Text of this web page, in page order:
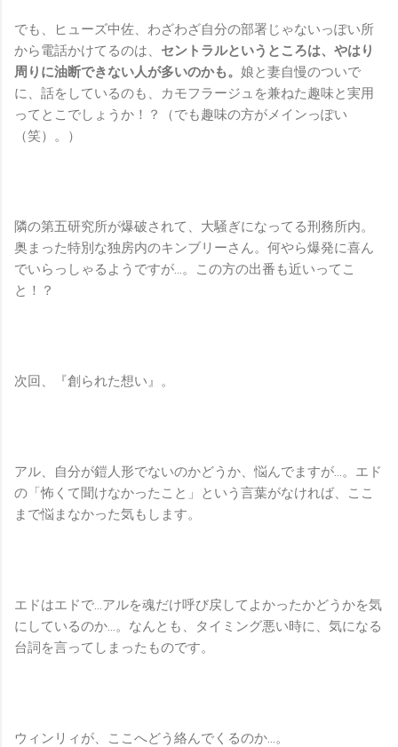
でも、ヒューズ中佐、わざわざ自分の部署じゃないっぽい所
から電話かけてるのは、 セントラルというところは、やはり
周りに油断できない人が多いのかも。 娘と妻自慢のついで
に、話をしているのも、カモフラージュを兼ねた趣味と実用
ってとこでしょうか！？（でも趣味の方がメインっぽい
（笑）。）
隣の第五研究所が爆破されて、大騒ぎになってる刑務所内。
奥まった特別な独房内のキンブリーさん。何やら爆発に喜ん
でいらっしゃるようですが…。この方の出番も近いってこ
と！？
次回、『創られた想い』。
アル、自分が鎧人形でないのかどうか、悩んでますが…。エド
の「怖くて聞けなかったこと」という言葉がなければ、ここ
まで悩まなかった気もします。
エドはエドで…アルを魂だけ呼び戻してよかったかどうかを気
にしているのか…。なんとも、タイミング悪い時に、気になる
台詞を言ってしまったものです。
ウィンリィが、ここへどう絡んでくるのか…。